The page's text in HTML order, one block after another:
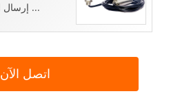
إرسال الضغط. وفقًا لمبدأ أن السائل ...
اتصل الآن